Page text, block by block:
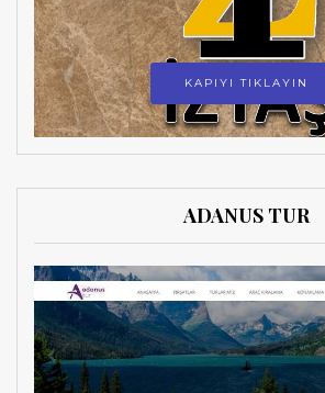
KAPIYI TIKLAYIN
ADANUS TUR